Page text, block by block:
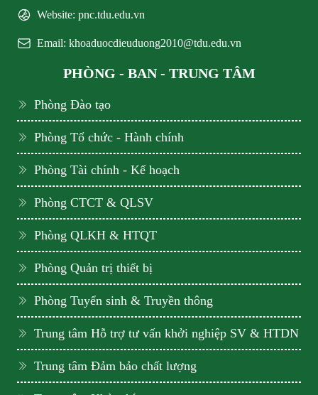
Website: pnc.tdu.edu.vn
Email: khoaduocdieuduong2010@tdu.edu.vn
PHÒNG - BAN - TRUNG TÂM
Phòng Đào tạo
Phòng Tổ chức - Hành chính
Phòng Tài chính - Kế hoạch
Phòng CTCT & QLSV
Phòng QLKH & HTQT
Phòng Quản trị thiết bị
Phòng Tuyển sinh & Truyền thông
Trung tâm Hỗ trợ tư vấn khởi nghiệp SV & HTDN
Trung tâm Đảm bảo chất lượng